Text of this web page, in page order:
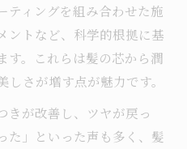
ティングを組み合わせた施
ントなど、科学的根拠に基
す。これらは髪の芯から潤
さが増す点が魅力です。
きが改善し、ツヤが戻っ
た」といった声も多く、髪